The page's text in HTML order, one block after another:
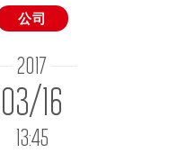
公司
2017
03/16
13:45